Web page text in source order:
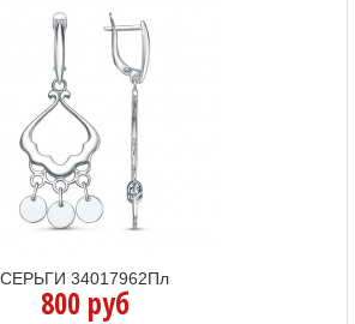
СЕРЬГИ 34017962Пл
800 руб